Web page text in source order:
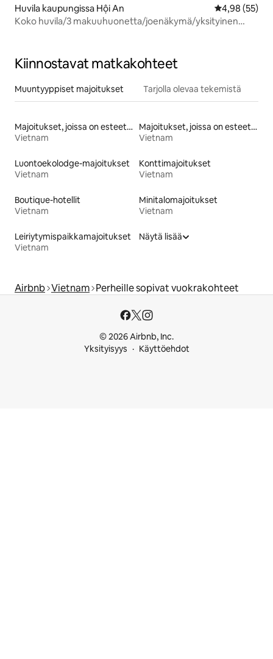
Huvila kaupungissa Hội An
4,98 (55)
Koko huvila/3 makuuhuonetta/joenäkymä/yksityinen
Kiinnostavat matkakohteet
Muuntyyppiset majoitukset Tarjolla olevaa tekemistä
Majoitukset, joissa on esteetön wc
Vietnam
Majoitukset, joissa on esteetön vuode
Vietnam
Luontoekolodge-majoitukset
Vietnam
Konttimajoitukset
Vietnam
Boutique-hotellit
Vietnam
Minitalomajoitukset
Vietnam
Leiriytymispaikkamajoitukset
Vietnam
Näytä lisää
Airbnb Vietnam Perheille sopivat vuokrakohteet
© 2026 Airbnb, Inc.
Yksityisyys
Käyttöehdot